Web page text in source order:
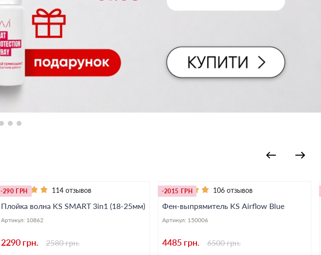
-290 ГРН 114 отзывов
Плойка волна KS SMART 3in1 (18-25мм)
Артикул: 10862
2290 грн. 2580 грн.
-2015 ГРН 106 отзывов
Фен-выпрямитель KS Airflow Blue
Артикул: 150006
4485 грн. 6500 грн.